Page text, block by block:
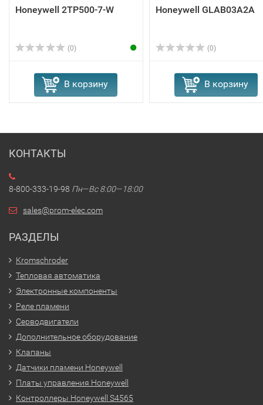
Honeywell 2TP500-7-W
(0)
В корзину
Honeywell GLAB03A2A
(0)
В корзину
КОНТАКТЫ
8-800-333-19-98 Пн—Вс 8:00—18:00
sales@prom-elec.com
РАЗДЕЛЫ
Kromschroder
Тепловая автоматика
Электронные компоненты
Реле пламени
Серводвигатели
Дополнительное оборудование
Клапаны
Датчики пламени Honeywell
Платы управления Honeywell
Контроллеры Honeywell S4565